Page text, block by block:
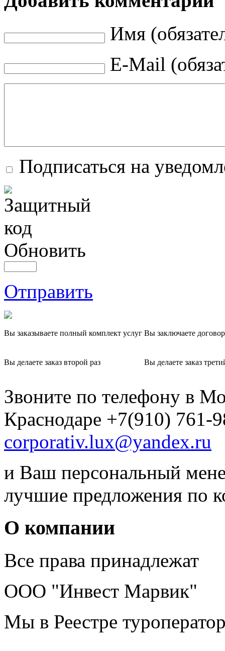
Имя
E-Mail
Подписаться на
Обновить
Отправить
Вы заказываете полный комплект услуг Вы заключаете
Вы делаете заказ второй раз Вы делаете заказ
Звоните по телефону в
Краснодаре +7(910)
corporativ.lux@yandex.ru
и Ваш персональный
лучшие предложения по
О компании
Все права принадлежат
ООО "Инвест Марвик"
Мы в Реестре